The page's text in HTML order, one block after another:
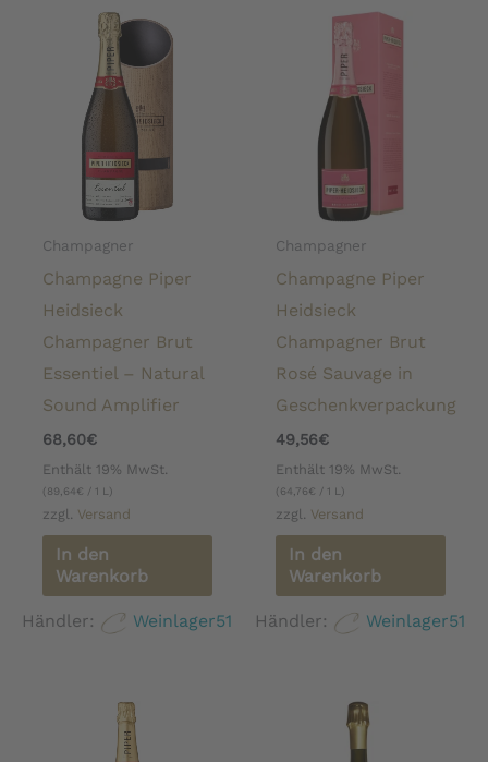
Champagner
Champagne Piper
Heidsieck
Champagner Brut
Essentiel – Natural
Sound Amplifier
68,60€
Enthält 19% MwSt.
(89,64€ / 1 L)
zzgl. Versand
In den
Warenkorb
Händler: Weinlager51
Champagner
Champagne Piper
Heidsieck
Champagner Brut
Rosé Sauvage in
Geschenkverpackung
49,56€
Enthält 19% MwSt.
(64,76€ / 1 L)
zzgl. Versand
In den
Warenkorb
Händler: Weinlager51